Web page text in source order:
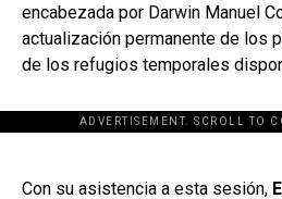
encabezada por Darwin Manuel
actualización permanente de los
de los refugios temporales
ADVERTISEMENT. SCROLL TO
[adsforwp
Con su asistencia a esta sesión,